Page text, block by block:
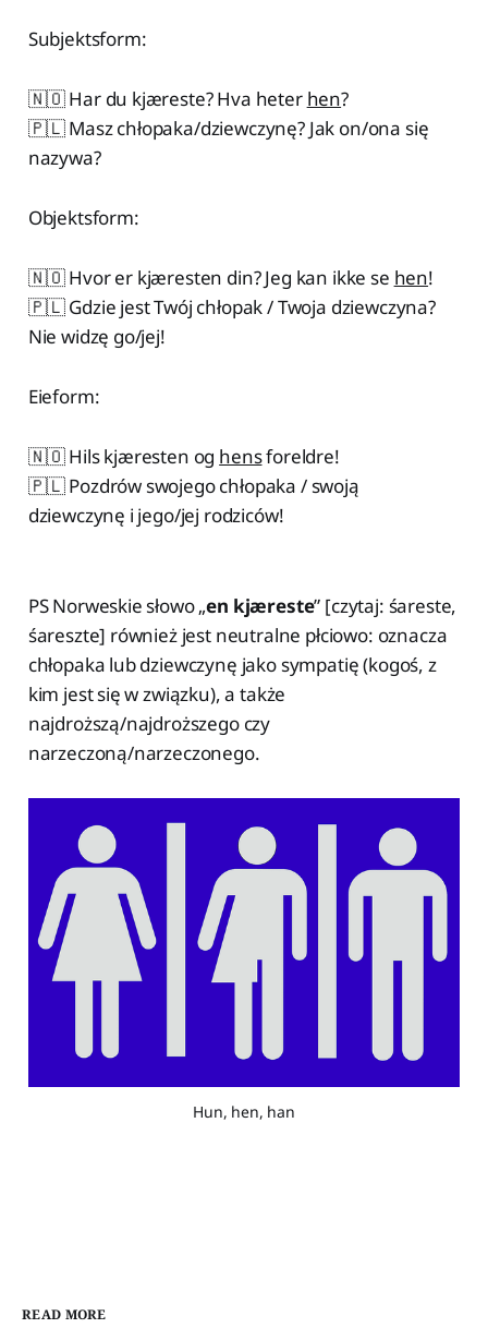
Subjektsform:
🇳🇴 Har du kjæreste? Hva heter hen?
🇵🇱 Masz chłopaka/dziewczynę? Jak on/ona się
nazywa?
Objektsform:
🇳🇴 Hvor er kjæresten din? Jeg kan ikke se hen!
🇵🇱 Gdzie jest Twój chłopak / Twoja dziewczyna?
Nie widzę go/jej!
Eieform:
🇳🇴 Hils kjæresten og hensforeldre!
🇵🇱 Pozdrów swojego chłopaka / swoją
dziewczynę i jego/jej rodziców!
PS Norweskie słowo „en kjæreste” [czytaj: śareste,
śareszte] również jest neutralne płciowo: oznacza
chłopaka lub dziewczynę jako sympatię (kogoś, z
kim jest się w związku), a także
najdroższą/najdroższego czy
narzeczoną/narzeczonego.
Hun, hen, han
READ MORE